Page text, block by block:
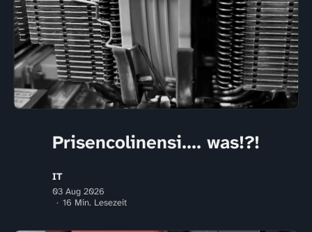
Prisencolinensi.... was!?!
IT
03 Aug 2026
16 Min. Lesezeit